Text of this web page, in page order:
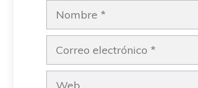
Nombre
Correo
electrónico
Web